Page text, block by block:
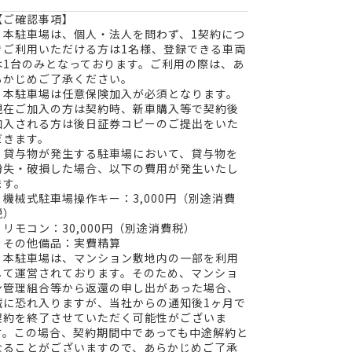
確認事項】
本駐車場は、個人・法人を問わず、1契約につ
ご利用いただける方は1名様、登録できる車両
1台のみとなっております。ご利用の際は、あ
じめご了承ください。
本駐車場は任意保険加入が必須となります。
在ご加入の方は契約時、新車購入等で契約後
入される方は後日証券コピーのご提出をいた
ます。
貸与物が発生する駐車場において、貸与物を
失・破損した場合、以下の費用が発生いたし
。
機械式駐車場操作キー：3,000円（別途消費
リモコン：30,000円（別途消費税）
その他備品：実費精算
本駐車場は、マンション敷地内の一部を利用
て運営されております。そのため、マンショ
管理組合等から返還の申し出があった場合、
に恐れ入りますが、当社からの通知後1ヶ月で
約を終了させていただく可能性がございま
。この場合、契約期間中であっても中途解約と
ることがございますので、あらかじめご了承